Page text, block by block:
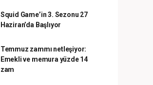
Squid Game’in 3. Sezonu 27
Haziran’da Başlıyor
Temmuz zammı netleşiyor:
Emekli ve memura yüzde 14
zam